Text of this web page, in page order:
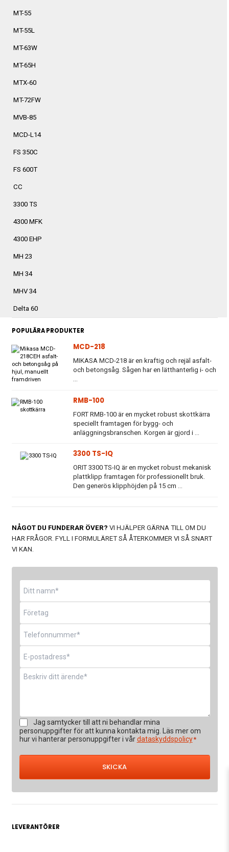
MT-55
MT-55L
MT-63W
MT-65H
MTX-60
MT-72FW
MVB-85
MCD-L14
FS 350C
FS 600T
CC
3300 TS
4300 MFK
4300 EHP
MH 23
MH 34
MHV 34
Delta 60
POPULÄRA PRODUKTER
MCD-218
MIKASA MCD-218 är en kraftig och rejäl asfalt-
och betongsåg. Sågen har en lätthanterlig i- och
...
RMB-100
FORT RMB-100 är en mycket robust skottkärra
speciellt framtagen för bygg- och
anläggningsbranschen. Korgen är gjord i ...
3300 TS-IQ
ORIT 3300 TS-IQ är en mycket robust mekanisk
plattklipp framtagen för professionellt bruk.
Den generös klipphöjden på 15 cm ...
NÅGOT DU FUNDERAR ÖVER? VI HJÄLPER GÄRNA TILL OM DU
HAR FRÅGOR. FYLL I FORMULÄRET SÅ ÅTERKOMMER VI SÅ SNART
VI KAN.
Namn
Företag
Telefon
E-
post
*
Meddelande
Samtycke
*
Jag samtycker till att ni behandlar mina
personuppgifter för att kunna kontakta mig. Läs mer om
hur vi hanterar personuppgifter i vårdataskyddspolicy*
LEVERANTÖRER